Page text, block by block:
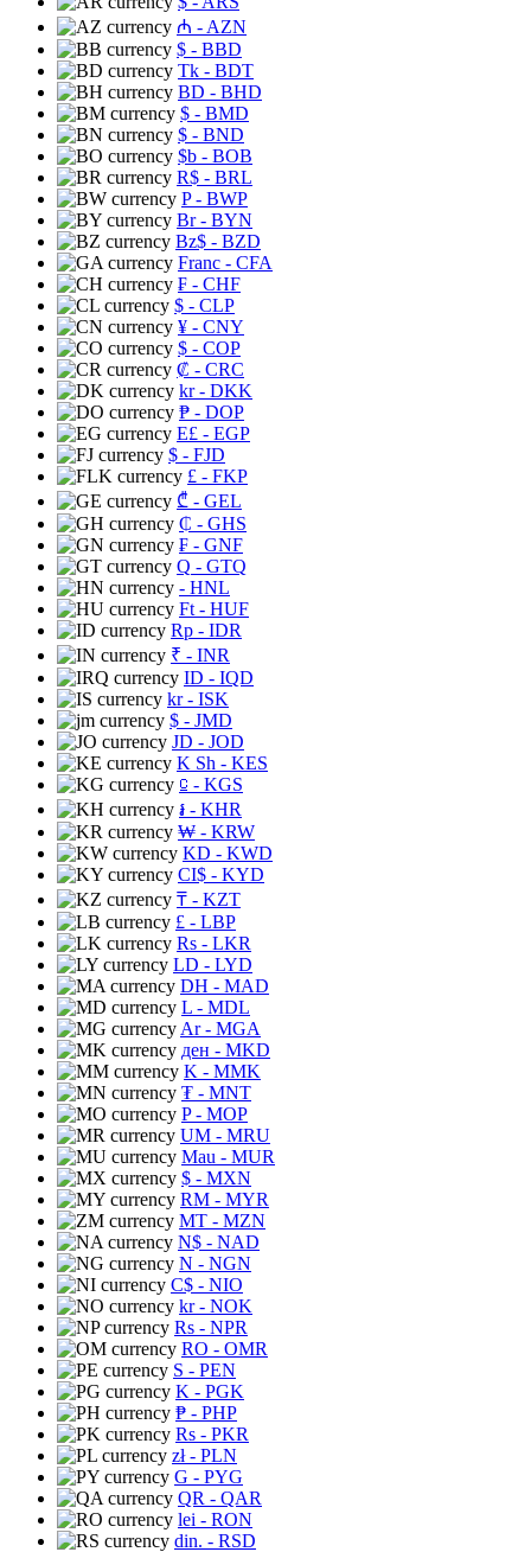
₼ - AZN
$ - BBD
Tk - BDT
BD - BHD
$ - BMD
$ - BND
$b - BOB
R$ - BRL
P- BWP
Br- BYN
Bz$ - BZD
Franc - CFA
₣ - CHF
$ - CLP
¥ - CNY
$ - COP
₡ - CRC
kr- DKK
₱ - DOP
E£ - EGP
$ - FJD
£ - FKP
₾ - GEL
₵ - GHS
₣ - GNF
Q - GTQ
- HNL
Ft - HUF
Rp - IDR
₹ - INR
ID - IQD
kr- ISK
$ - JMD
JD - JOD
K Sh - KES
⃀ - KGS
៛ - KHR
₩ - KRW
KD - KWD
CI$ - KYD
₸ - KZT
£ - LBP
Rs - LKR
LD - LYD
DH - MAD
L - MDL
Ar- MGA
ден - MKD
K - MMK
₮ - MNT
P- MOP
UM - MRU
Mau - MUR
$ - MXN
RM - MYR
MT - MZN
N$ - NAD
N - NGN
C$ - NIO
kr- NOK
Rs - NPR
RO - OMR
S - PEN
K - PGK
₱ - PHP
Rs - PKR
zł- PLN
G - PYG
QR - QAR
lei - RON
din. - RSD